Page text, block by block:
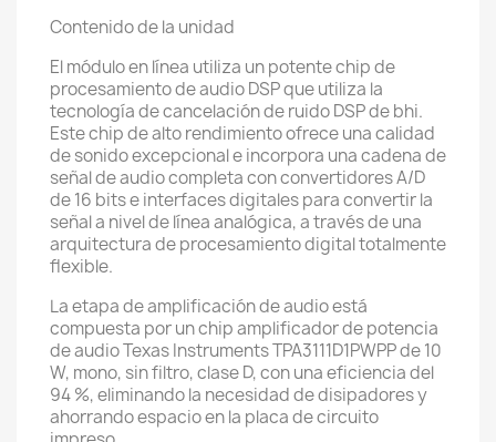
Contenido de la unidad
El módulo en línea utiliza un potente chip de
procesamiento de audio DSP que utiliza la
tecnología de cancelación de ruido DSP de bhi.
Este chip de alto rendimiento ofrece una calidad
de sonido excepcional e incorpora una cadena de
señal de audio completa con convertidores A/D
de 16 bits e interfaces digitales para convertir la
señal a nivel de línea analógica, a través de una
arquitectura de procesamiento digital totalmente
flexible.
La etapa de amplificación de audio está
compuesta por un chip amplificador de potencia
de audio Texas Instruments TPA3111D1PWPP de 10
W, mono, sin filtro, clase D, con una eficiencia del
94 %, eliminando la necesidad de disipadores y
ahorrando espacio en la placa de circuito